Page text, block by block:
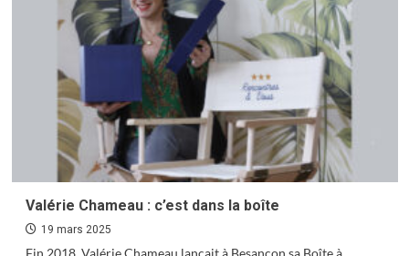
Valérie Chameau : c’est dans la boîte
19 mars 2025
Fin 2018, Valérie Chameau lançait à Besançon sa Boîte à